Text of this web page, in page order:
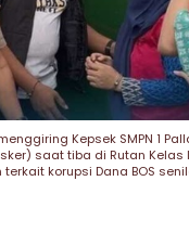
Kepsek SMPN 1
saat tiba di Rutan Kelas
korupsi Dana BOS